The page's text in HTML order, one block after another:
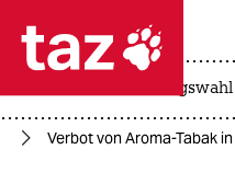
 taz
taz zahl
Verbot von Aroma-Tabak